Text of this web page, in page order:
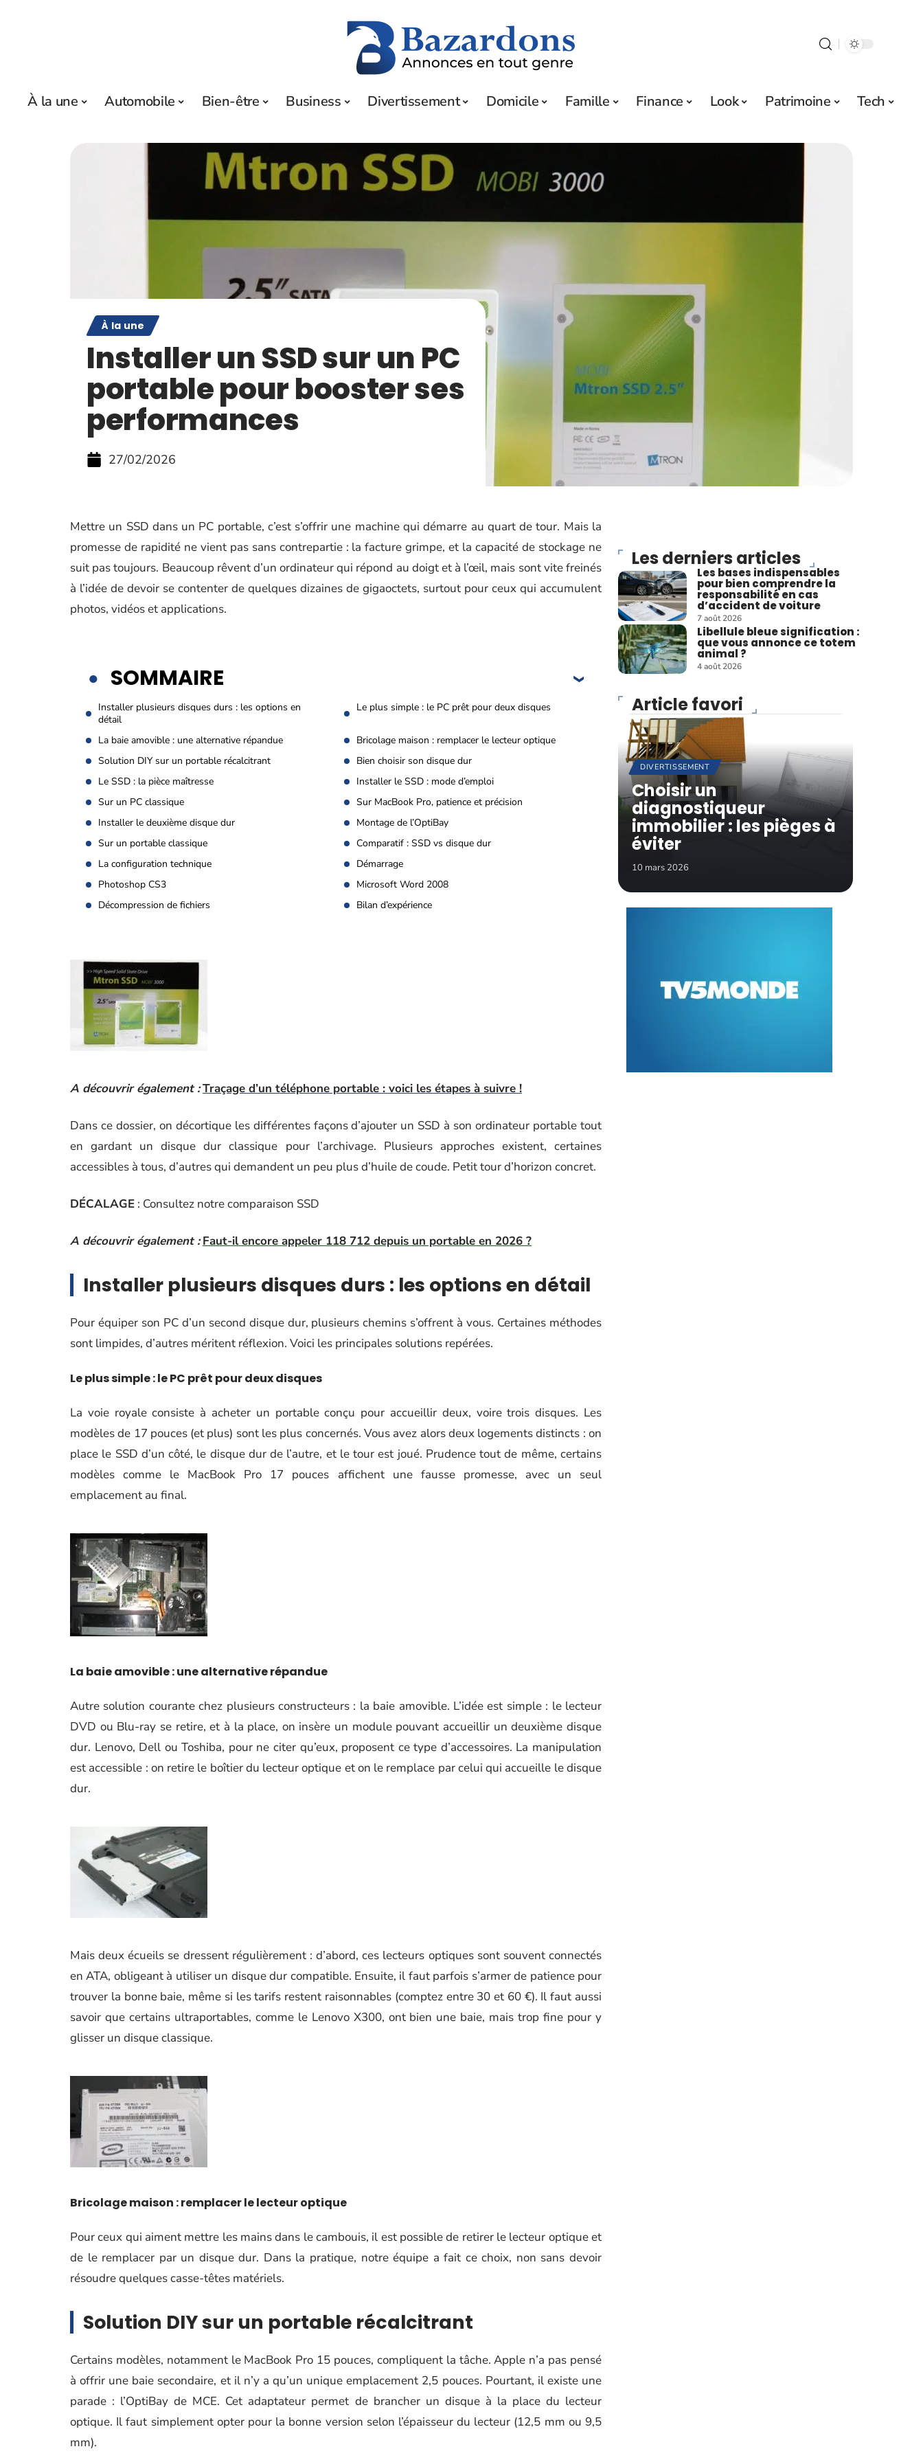
À la une Automobile Bien-être Business Divertissement Domicile Famille Finance Look Patrimoine Tech
À la une
Installer un SSD sur un PC
portable pour booster ses
performances
27/02/2026
Mettre un SSD dans un PC portable, c’est s’offrir une machine qui démarre au quart de tour. Mais la
promesse de rapidité ne vient pas sans contrepartie : la facture grimpe, et la capacité de stockage ne
suit pas toujours. Beaucoup rêvent d’un ordinateur qui répond au doigt et à l’œil, mais sont vite freinés
à l’idée de devoir se contenter de quelques dizaines de gigaoctets, surtout pour ceux qui accumulent
photos, vidéos et applications.
SOMMAIRE
Installer plusieurs disques durs : les options en
détail
Le plus simple : le PC prêt pour deux disques
La baie amovible : une alternative répandue
Bricolage maison : remplacer le lecteur optique
Solution DIY sur un portable récalcitrant
Bien choisir son disque dur
Le SSD : la pièce maîtresse
Installer le SSD : mode d’emploi
Sur un PC classique
Sur MacBook Pro, patience et précision
Installer le deuxième disque dur
Montage de l’OptiBay
Sur un portable classique
Comparatif : SSD vs disque dur
La configuration technique
Démarrage
Photoshop CS3
Microsoft Word 2008
Décompression de fichiers
Bilan d’expérience
A découvrir également :Traçage d’un téléphone portable : voici les étapes à suivre !
Dans ce dossier, on décortique les différentes façons d’ajouter un SSD à son ordinateur portable tout
en gardant un disque dur classique pour l’archivage. Plusieurs approches existent, certaines
accessibles à tous, d’autres qui demandent un peu plus d’huile de coude. Petit tour d’horizon concret.
DÉCALAGE : Consultez notre comparaison SSD
A découvrir également : Faut-il encore appeler 118 712 depuis un portable en 2026 ?
Installer plusieurs disques durs : les options en détail
Pour équiper son PC d’un second disque dur, plusieurs chemins s’offrent à vous. Certaines méthodes
sont limpides, d’autres méritent réflexion. Voici les principales solutions repérées.
Le plus simple : le PC prêt pour deux disques
La voie royale consiste à acheter un portable conçu pour accueillir deux, voire trois disques. Les
modèles de 17 pouces (et plus) sont les plus concernés. Vous avez alors deux logements distincts : on
place le SSD d’un côté, le disque dur de l’autre, et le tour est joué. Prudence tout de même, certains
modèles comme le MacBook Pro 17 pouces affichent une fausse promesse, avec un seul
emplacement au final.
La baie amovible : une alternative répandue
Autre solution courante chez plusieurs constructeurs : la baie amovible. L’idée est simple : le lecteur
DVD ou Blu-ray se retire, et à la place, on insère un module pouvant accueillir un deuxième disque
dur. Lenovo, Dell ou Toshiba, pour ne citer qu’eux, proposent ce type d’accessoires. La manipulation
est accessible : on retire le boîtier du lecteur optique et on le remplace par celui qui accueille le disque
dur.
Mais deux écueils se dressent régulièrement : d’abord, ces lecteurs optiques sont souvent connectés
en ATA, obligeant à utiliser un disque dur compatible. Ensuite, il faut parfois s’armer de patience pour
trouver la bonne baie, même si les tarifs restent raisonnables (comptez entre 30 et 60 €). Il faut aussi
savoir que certains ultraportables, comme le Lenovo X300, ont bien une baie, mais trop fine pour y
glisser un disque classique.
Bricolage maison : remplacer le lecteur optique
Pour ceux qui aiment mettre les mains dans le cambouis, il est possible de retirer le lecteur optique et
de le remplacer par un disque dur. Dans la pratique, notre équipe a fait ce choix, non sans devoir
résoudre quelques casse-têtes matériels.
Solution DIY sur un portable récalcitrant
Certains modèles, notamment le MacBook Pro 15 pouces, compliquent la tâche. Apple n’a pas pensé
à offrir une baie secondaire, et il n’y a qu’un unique emplacement 2,5 pouces. Pourtant, il existe une
parade : l’OptiBay de MCE. Cet adaptateur permet de brancher un disque à la place du lecteur
optique. Il faut simplement opter pour la bonne version selon l’épaisseur du lecteur (12,5 mm ou 9,5
mm).
Les derniers articles
Les bases indispensables
pour bien comprendre la
responsabilité en cas
d’accident de voiture
7 août 2026
Libellule bleue signification :
que vous annonce ce totem
animal ?
4 août 2026
Article favori
DIVERTISSEMENT
Choisir un
diagnostiqueur
immobilier : les pièges à
éviter
10 mars 2026